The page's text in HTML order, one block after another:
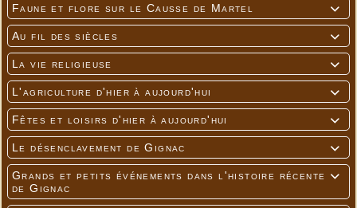

Faune et flore sur le Causse de Martel

Au fil des siècles

La vie religieuse

L'agriculture d'hier à aujourd'hui

Fêtes et loisirs d'hier à aujourd'hui

Le désenclavement de Gignac

Grands et petits événements dans l'histoire récente
de Gignac